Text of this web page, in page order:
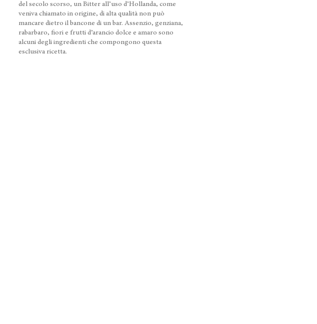
del secolo scorso, un Bitter all’uso d’Hollanda, come
veniva chiamato in origine, di alta qualità non può
mancare dietro il bancone di un bar. Assenzio, genziana,
rabarbaro, fiori e frutti d’arancio dolce e amaro sono
alcuni degli ingredienti che compongono questa
esclusiva ricetta.